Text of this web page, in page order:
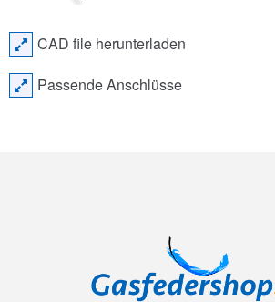
CAD file herunterladen
Passende Anschlüsse